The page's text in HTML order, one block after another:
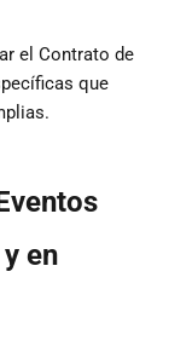
el Contrato de
que
en